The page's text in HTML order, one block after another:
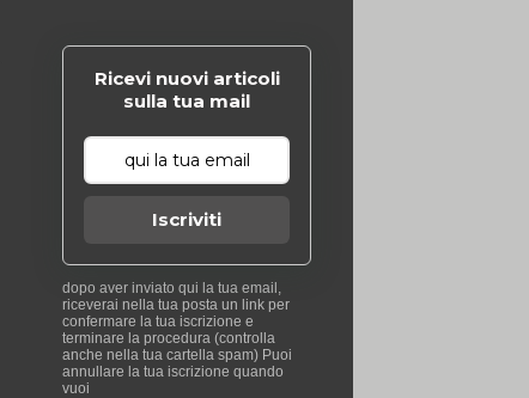
Ricevi nuovi articoli
sulla tua mail
Iscriviti
dopo aver inviato qui la tua email,
riceverai nella tua posta un link per
confermare la tua iscrizione e
terminare la procedura (controlla
anche nella tua cartella spam) Puoi
annullare la tua iscrizione quando
vuoi